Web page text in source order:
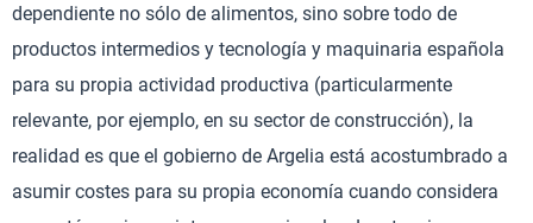
dependiente no sólo de alimentos, sino sobre todo de
productos intermedios y tecnología y maquinaria española
para su propia actividad productiva (particularmente
relevante, por ejemplo, en su sector de construcción), la
realidad es que el gobierno de Argelia está acostumbrado a
asumir costes para su propia economía cuando considera